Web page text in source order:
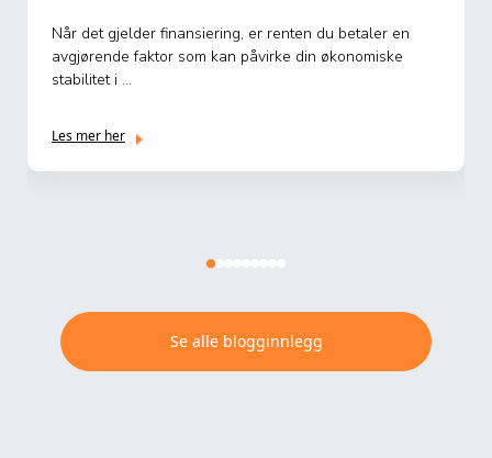
Når det gjelder finansiering, er renten du betaler en
avgjørende faktor som kan påvirke din økonomiske
stabilitet i ...
Les mer her
Se alle blogginnlegg